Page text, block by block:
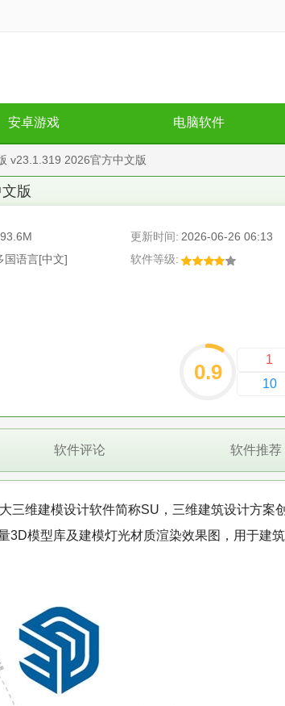
安卓游戏 电脑软件
v23.1.319 2026官方中文版
版
更新时间: 2026-06-26 06:13
国语言[中文]
软件等级:
0.9
1
10
软件评论 软件推荐
三维建模设计软件简称SU，三维建筑设计方案
3D模型库及建模灯光材质渲染效果图，用于建